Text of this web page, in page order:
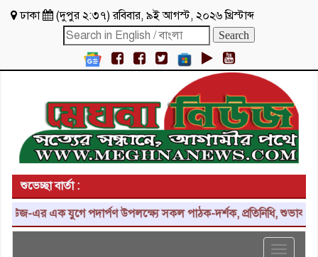
ঢাকা (দুপুর ২:৩৭)রবিবার, ৯ই আগস্ট, ২০২৬ খ্রিস্টাব্দ
শুভেচ্ছা বার্তা :
এক যুগে পদার্পণ উপলক্ষ্যে সকল পাঠক-দর্শক, প্রতিনিধি, শুভাকাঙ্ক্ষী,
Toggle